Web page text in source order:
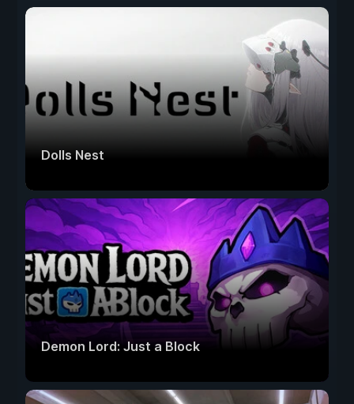
Dolls Nest
Demon Lord: Just a Block